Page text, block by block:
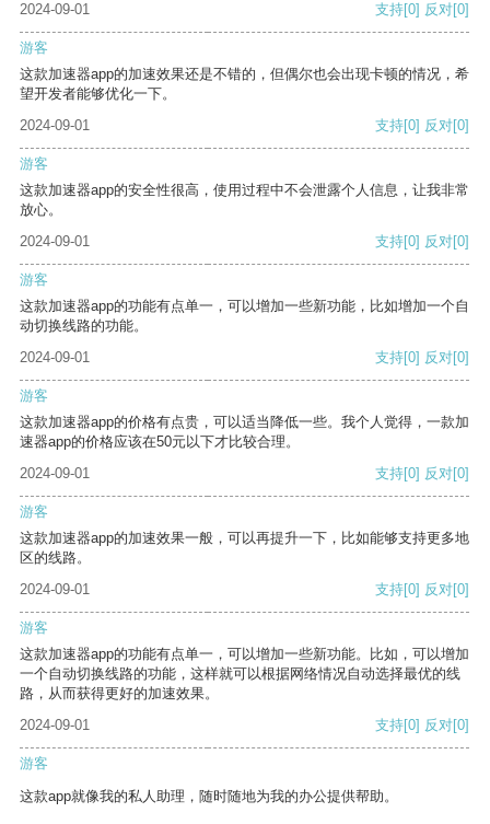
2024-09-01 支持[0] 反对[0]
游客
这款加速器app的加速效果还是不错的，但偶尔也会出现卡顿的情况，希
望开发者能够优化一下。
2024-09-01
支持[0] 反对[0]
游客
这款加速器app的安全性很高，使用过程中不会泄露个人信息，让我非常
放心。
2024-09-01
支持[0] 反对[0]
游客
这款加速器app的功能有点单一，可以增加一些新功能，比如增加一个自
动切换线路的功能。
2024-09-01
支持[0] 反对[0]
游客
这款加速器app的价格有点贵，可以适当降低一些。我个人觉得，一款加
速器app的价格应该在50元以下才比较合理。
2024-09-01
支持[0] 反对[0]
游客
这款加速器app的加速效果一般，可以再提升一下，比如能够支持更多地
区的线路。
2024-09-01
支持[0] 反对[0]
游客
这款加速器app的功能有点单一，可以增加一些新功能。比如，可以增加
一个自动切换线路的功能，这样就可以根据网络情况自动选择最优的线
路，从而获得更好的加速效果。
2024-09-01
支持[0] 反对[0]
游客
这款app就像我的私人助理，随时随地为我的办公提供帮助。